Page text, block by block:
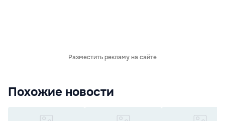
Разместить рекламу на сайте
Похожие новости